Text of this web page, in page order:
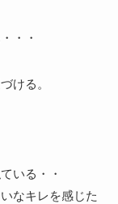
・・
ける。
いる・・
なキレを感じた